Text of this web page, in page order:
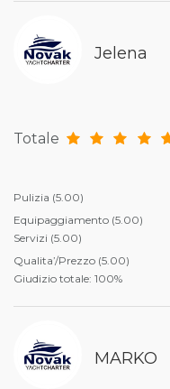
Jelena
Totale
Pulizia (5.00)
Equipaggiamento (5.00)
Servizi (5.00)
Qualita’/Prezzo (5.00)
Giudizio totale: 100%
MARKO